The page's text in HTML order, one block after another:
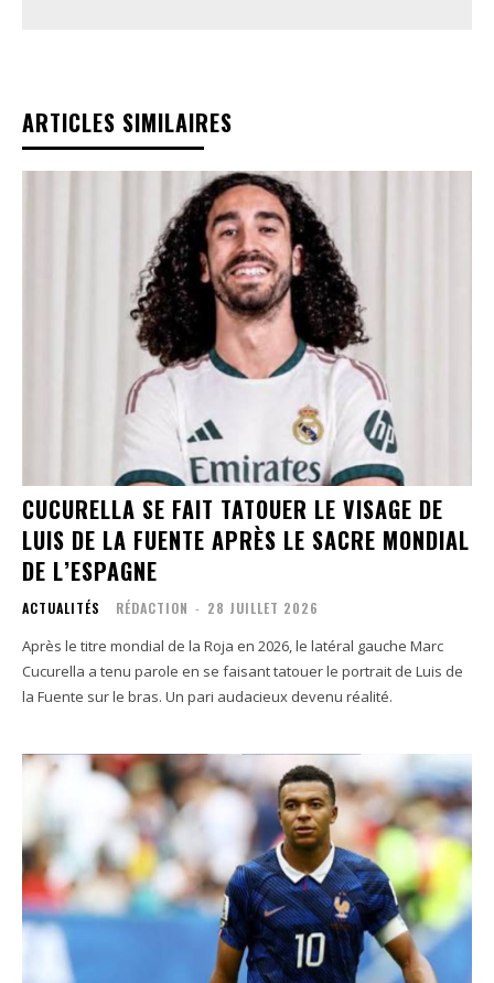
ARTICLES SIMILAIRES
CUCURELLA SE FAIT TATOUER LE VISAGE DE
LUIS DE LA FUENTE APRÈS LE SACRE MONDIAL
DE L’ESPAGNE
ACTUALITÉS RÉDACTION - 28 JUILLET 2026
Après le titre mondial de la Roja en 2026, le latéral gauche Marc
Cucurella a tenu parole en se faisant tatouer le portrait de Luis de
la Fuente sur le bras. Un pari audacieux devenu réalité.